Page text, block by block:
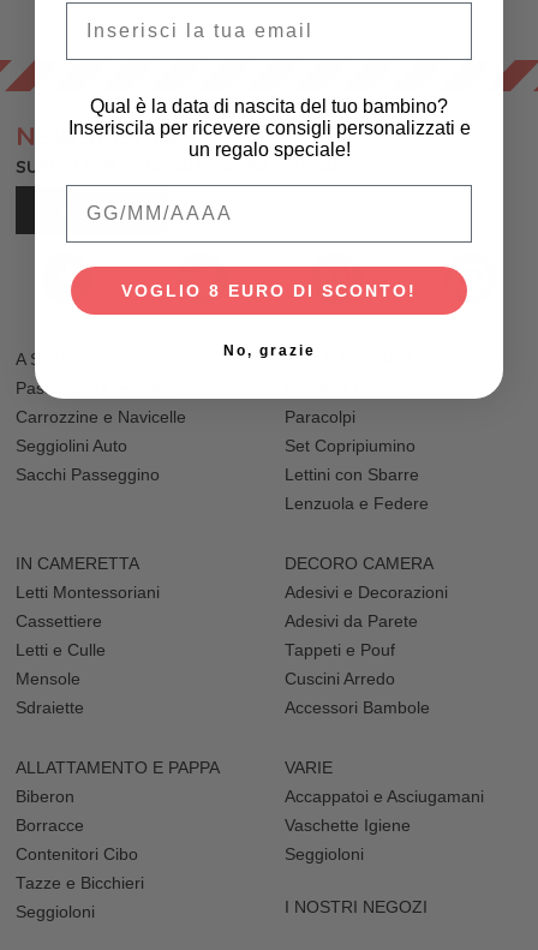
NEWSLETTER
SUBITO PER TE SCONTI EXTRA E REGALI!
ISCRIVITI
A SPASSO
Passeggini Gemellari
Carrozzine e Navicelle
Seggiolini Auto
Sacchi Passeggino
PER IL LETTINO
Paracolpi
Set Copripiumino
Lettini con Sbarre
Lenzuola e Federe
IN CAMERETTA
Letti Montessoriani
Cassettiere
Letti e Culle
Mensole
Sdraiette
DECORO CAMERA
Adesivi e Decorazioni
Adesivi da Parete
Tappeti e Pouf
Cuscini Arredo
Accessori Bambole
ALLATTAMENTO E PAPPA
Biberon
Borracce
Contenitori Cibo
Tazze e Bicchieri
Seggioloni
VARIE
Accappatoi e Asciugamani
Vaschette Igiene
Seggioloni
I NOSTRI NEGOZI
Qual è la data di nascita del tuo bambino?
Inseriscila per ricevere consigli personalizzati e
un regalo speciale!
VOGLIO 8 EURO DI SCONTO!
No, grazie